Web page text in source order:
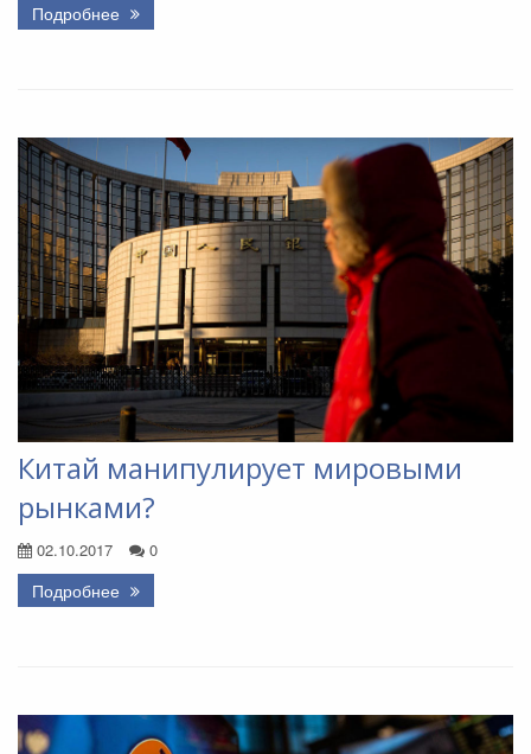
Подробнее
Китай манипулирует мировыми
рынками?
02.10.2017 0
Подробнее